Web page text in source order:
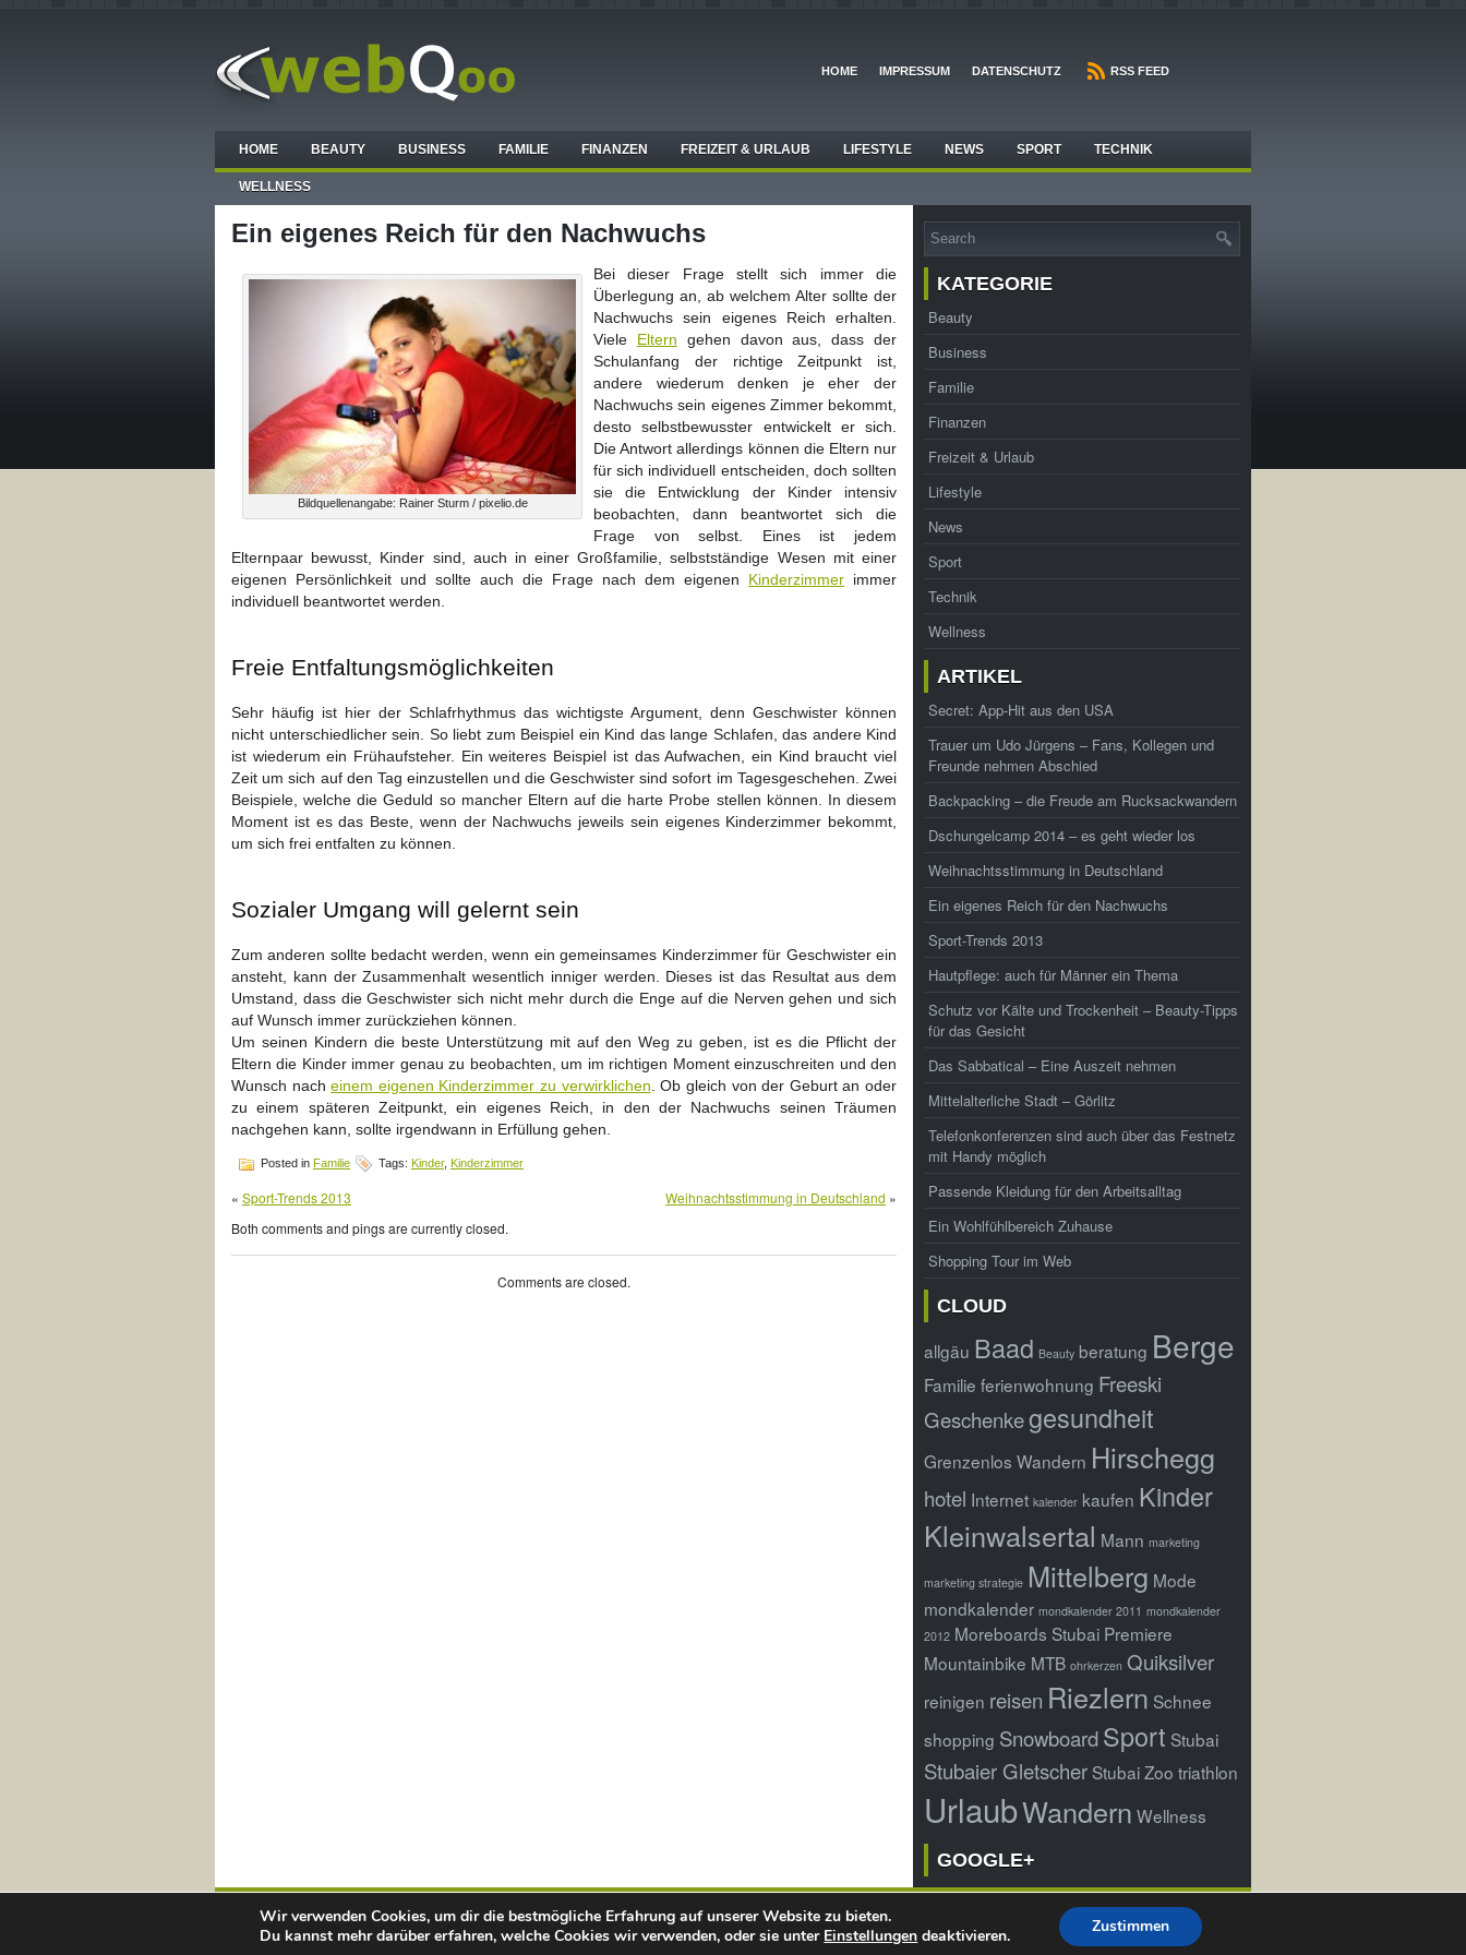
HOME IMPRESSUM DATENSCHUTZ RSS FEED
HOME BEAUTY BUSINESS FAMILIE FINANZEN FREIZEIT & URLAUB LIFESTYLE NEWS SPORT TECHNIK
WELLNESS
Ein eigenes Reich für den Nachwuchs
Bildquellenangabe: Rainer Sturm / pixelio.de
Bei dieser Frage stellt sich immer die
Überlegung an, ab welchem Alter sollte der
Nachwuchs sein eigenes Reich erhalten.
Viele Eltern gehen davon aus, dass der
Schulanfang der richtige Zeitpunkt ist,
andere wiederum denken je eher der
Nachwuchs sein eigenes Zimmer bekommt,
desto selbstbewusster entwickelt er sich.
Die Antwort allerdings können die Eltern nur
für sich individuell entscheiden, doch sollten
sie die Entwicklung der Kinder intensiv
beobachten, dann beantwortet sich die
Frage von selbst. Eines ist jedem
Elternpaar bewusst, Kinder sind, auch in einer Großfamilie, selbstständige Wesen mit einer
eigenen Persönlichkeit und sollte auch die Frage nach dem eigenen Kinderzimmer immer
individuell beantwortet werden.
Freie Entfaltungsmöglichkeiten
Sehr häufig ist hier der Schlafrhythmus das wichtigste Argument, denn Geschwister können
nicht unterschiedlicher sein. So liebt zum Beispiel ein Kind das lange Schlafen, das andere Kind
ist wiederum ein Frühaufsteher. Ein weiteres Beispiel ist das Aufwachen, ein Kind braucht viel
Zeit um sich auf den Tag einzustellen und die Geschwister sind sofort im Tagesgeschehen. Zwei
Beispiele, welche die Geduld so mancher Eltern auf die harte Probe stellen können. In diesem
Moment ist es das Beste, wenn der Nachwuchs jeweils sein eigenes Kinderzimmer bekommt,
um sich frei entfalten zu können.
Sozialer Umgang will gelernt sein
Zum anderen sollte bedacht werden, wenn ein gemeinsames Kinderzimmer für Geschwister ein
ansteht, kann der Zusammenhalt wesentlich inniger werden. Dieses ist das Resultat aus dem
Umstand, dass die Geschwister sich nicht mehr durch die Enge auf die Nerven gehen und sich
auf Wunsch immer zurückziehen können.
Um seinen Kindern die beste Unterstützung mit auf den Weg zu geben, ist es die Pflicht der
Eltern die Kinder immer genau zu beobachten, um im richtigen Moment einzuschreiten und den
Wunsch nacheinem eigenen Kinderzimmer zu verwirklichen . Ob gleich von der Geburt an oder
zu einem späteren Zeitpunkt, ein eigenes Reich, in den der Nachwuchs seinen Träumen
nachgehen kann, sollte irgendwann in Erfüllung gehen.
Posted in Familie Tags: Kinder, Kinderzimmer
« Sport-Trends 2013 Weihnachtsstimmung in Deutschland »
Both comments and pings are currently closed.
Comments are closed.
KATEGORIE
Beauty
Business
Familie
Finanzen
Freizeit & Urlaub
Lifestyle
News
Sport
Technik
Wellness
ARTIKEL
Secret: App-Hit aus den USA
Trauer um Udo Jürgens – Fans, Kollegen und
Freunde nehmen Abschied
Backpacking – die Freude am Rucksackwandern
Dschungelcamp 2014 – es geht wieder los
Weihnachtsstimmung in Deutschland
Ein eigenes Reich für den Nachwuchs
Sport-Trends 2013
Hautpflege: auch für Männer ein Thema
Schutz vor Kälte und Trockenheit – Beauty-Tipps
für das Gesicht
Das Sabbatical – Eine Auszeit nehmen
Mittelalterliche Stadt – Görlitz
Telefonkonferenzen sind auch über das Festnetz
mit Handy möglich
Passende Kleidung für den Arbeitsalltag
Ein Wohlfühlbereich Zuhause
Shopping Tour im Web
CLOUD
allgäu Baad Beauty beratung Berge
Familie ferienwohnung Freeski
Geschenkegesundheit
Grenzenlos Wandern Hirschegg
hotel Internet kalender kaufen Kinder
Kleinwalsertal Mann marketing
marketing strategie Mittelberg Mode
mondkalender mondkalender 2011 mondkalender
2012 Moreboards Stubai Premiere
Mountainbike MTB ohrkerzen Quiksilver
reinigen reisen Riezlern Schnee
shopping SnowboardSport Stubai
Stubaier Gletscher Stubai Zoo triathlon
UrlaubWandern Wellness
GOOGLE+
Copyright ©webQoo- Online Infoportal
Wir verwenden Cookies, um dir die bestmögliche Erfahrung auf unserer Website zu bieten.
Du kannst mehr darüber erfahren, welche Cookies wir verwenden, oder sie unter Einstellungen deaktivieren. Zustimmen